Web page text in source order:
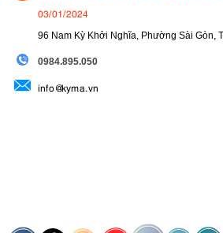
03/01/2024
96 Nam Kỳ Khởi Nghĩa, Phường Sài Gòn,
0984.895.050
info@kyma.vn